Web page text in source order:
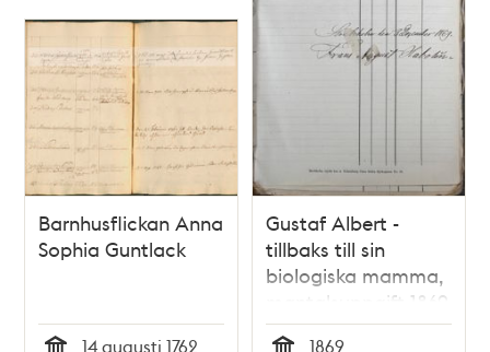
Barnhusflickan Anna
Sophia Guntlack
14 augusti 1762
Gustaf Albert -
tillbaks till sin
biologiska mamma,
mantalsuppgift 1869
1869